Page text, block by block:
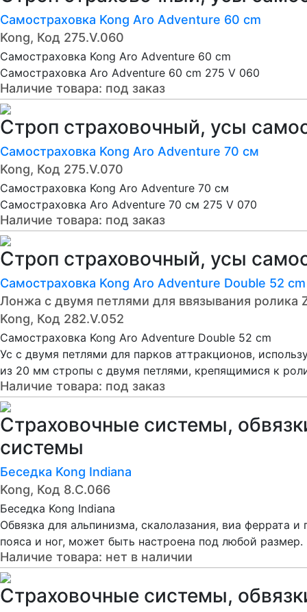
Самостраховка Kong Aro Adventure 60 cm
Kong, Код 275.V.060
Самостраховка Kong Aro Adventure 60 cm
Самостраховка Aro Adventure 60 cm 275 V 060
Наличие товара: под заказ
Строп страховочный, усы
Самостраховка Kong Aro Adventure 70 см
Kong, Код 275.V.070
Самостраховка Kong Aro Adventure 70 см
Самостраховка Aro Adventure 70 см 275 V 070
Наличие товара: под заказ
Строп страховочный, усы
Самостраховка Kong Aro Adventure Double 52 cm
Лонжа с двумя петлями для ввязывания ролика
Kong, Код 282.V.052
Самостраховка Kong Aro Adventure Double 52 cm
Ус с двумя петлями для парков аттракционов,
из 20 мм стропы с двумя петлями, крепящимися к
Наличие товара: под заказ
Страховочные системы,
системы
Беседка Kong Indiana
Kong, Код 8.C.066
Беседка Kong Indiana
Обвязка для альпинизма, скалолазания, виа феррата
пояса и ног, может быть настроена под любой размер.
Наличие товара: нет в наличии
Страховочные системы,